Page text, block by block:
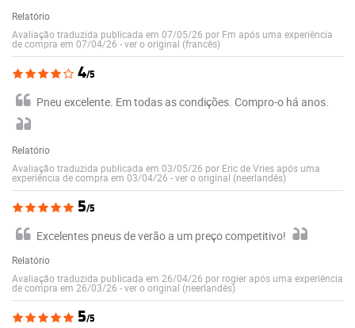
Relatório
Avaliação traduzida publicada em 07/05/26 por Fm após uma experiência
de compra em 07/04/26 -ver o original (francês)
4/5
Pneu excelente. Em todas as condições. Compro-o há anos.
Relatório
Avaliação traduzida publicada em 03/05/26 por Eric de Vries após uma
experiência de compra em 03/04/26 -ver o original (neerlandês)
5/5
Excelentes pneus de verão a um preço competitivo!
Relatório
Avaliação traduzida publicada em 26/04/26 por rogier após uma experiência
de compra em 26/03/26 -ver o original (neerlandês)
5/5